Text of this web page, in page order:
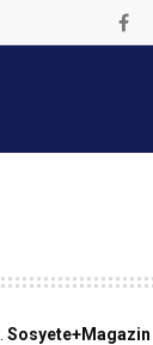
Sosyete+Magazin